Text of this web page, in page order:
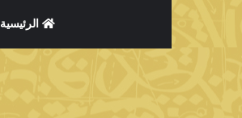
الرئيسية